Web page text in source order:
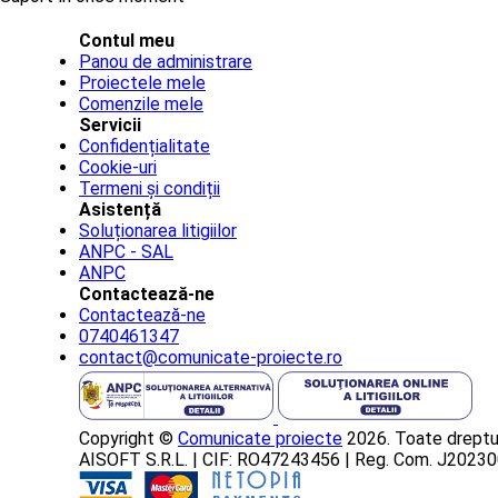
Contul meu
Panou de administrare
Proiectele mele
Comenzile mele
Servicii
Confidențialitate
Cookie-uri
Termeni și condiții
Asistență
Soluționarea litigiilor
ANPC - SAL
ANPC
Contactează-ne
Contactează-ne
0740461347
contact@comunicate-proiecte.ro
Copyright © Comunicate proiecte 2026. Toate
AISOFT S.R.L. | CIF: RO47243456 | Reg. Com.